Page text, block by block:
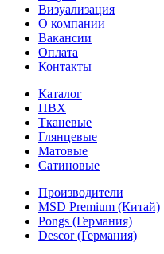
Визуализация
О компании
Вакансии
Оплата
Контакты
Каталог
ПВХ
Тканевые
Глянцевые
Матовые
Сатиновые
Производители
MSD Premium (Китай)
Pongs (Германия)
Descor (Германия)